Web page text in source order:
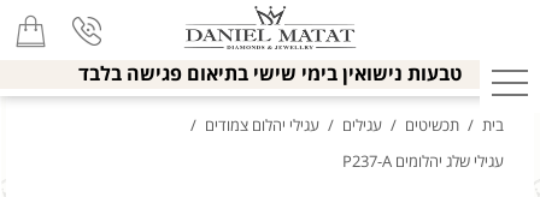
טבעות נישואין בימי שישי בתיאום פגישה בלבד
בית / תכשיטים / עגילים / עגילי יהלום צמודים /
עגילי שלג יהלומים P237-A